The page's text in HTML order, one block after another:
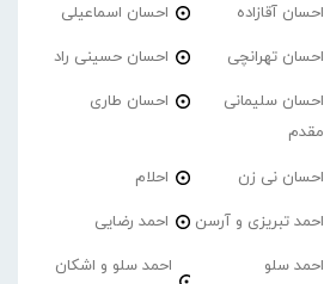
احسان آقازاده احسان اسماعیلی
احسان تهرانچی احسان حسینی راد
احسان سلیمانی
مقدم
احسان طاری
احسان نی زن احلام
احمد تبریزی و آرسن احمد‌ رضایی
احمد سلو
احمد سلو و اشکان